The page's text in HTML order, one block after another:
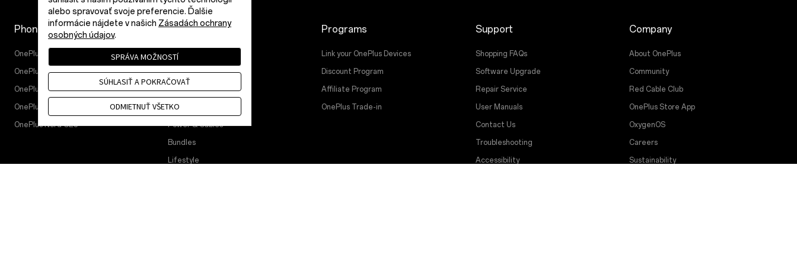
Phones
OnePlus 15
OnePlus 15R
OnePlus 13
OnePlus Nord 5
OnePlus Nord CE5
Accessories
Tablet
Wearables
Audio
Cases & Protection
Power & Cables
Bundles
Lifestyle
Programs
Link your OnePlus Devices
Discount Program
Affiliate Program
OnePlus Trade-in
Support
Shopping FAQs
Software Upgrade
Repair Service
User Manuals
Contact Us
Troubleshooting
Accessibility
Company
About OnePlus
Community
Red Cable Club
OnePlus Store App
OxygenOS
Careers
Sustainability
alebo spravovať svoje preferencie. Ďalšie
informácie nájdete v našich Zásadách ochrany
osobných údajov.
SPRÁVA MOŽNOSTÍ
SÚHLASIŤ A POKRAČOVAŤ
ODMIETNUŤ VŠETKO